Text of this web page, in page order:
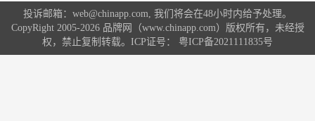
投诉邮箱：web@chinapp.com, 我们将会在48小时内给予处理。
CopyRight 2005-2026 品牌网（www.chinapp.com）版权所有，未经授
权，禁止复制转载。ICP证号： 粤ICP备2021111835号